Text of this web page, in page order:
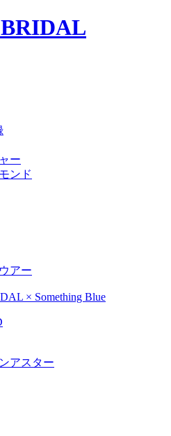
ー
ンド
アー
× Something Blue
アスター